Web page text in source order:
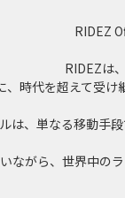
RIDEZ
RIDEZは
時代を超えて受け
は、単なる移動手
ながら、世界中の